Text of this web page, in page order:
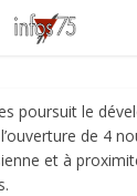
poursuit le
de 4
et à